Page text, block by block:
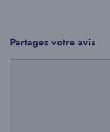
Partagez votre avis